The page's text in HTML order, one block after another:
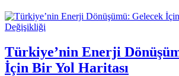
Değişikliği
Türkiye’nin Enerji
İçin Bir Yol Haritası